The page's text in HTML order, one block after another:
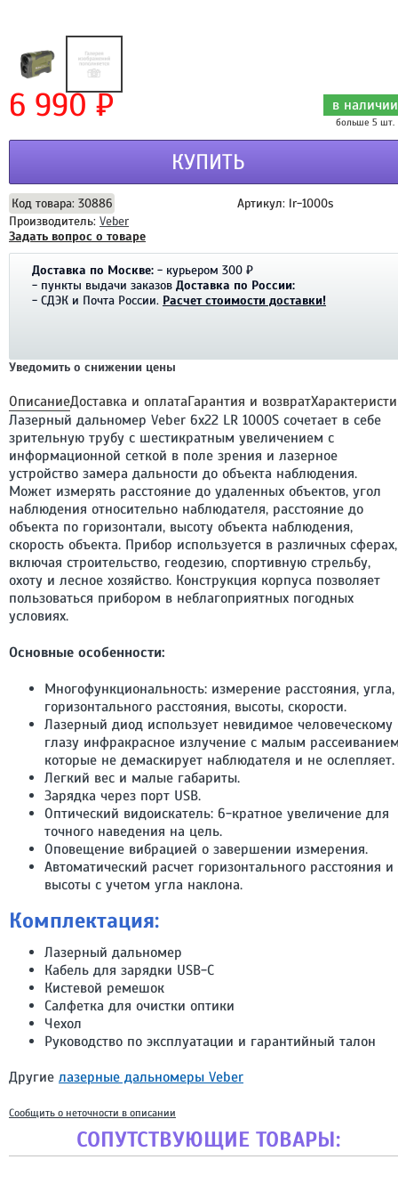
6 990 ₽ в наличии
больше 5 шт.
КУПИТЬ
Код товара: 30886
Артикул: lr-1000s
Производитель: Veber
Задать вопрос о товаре
Доставка по Москве: - курьером 300 ₽
- пункты выдачи заказов Доставка по России:
- СДЭК и Почта России. Расчет стоимости доставки!
Уведомить о снижении цены
ОписаниеДоставка и оплатаГарантия и возврат
Лазерный дальномер Veber 6x22 LR 1000S сочетает в себе
зрительную трубу с шестикратным увеличением с
информационной сеткой в поле зрения и лазерное
устройство замера дальности до объекта наблюдения.
Может измерять расстояние до удаленных объектов, угол
наблюдения относительно наблюдателя, расстояние до
объекта по горизонтали, высоту объекта наблюдения,
скорость объекта. Прибор используется в различных сферах,
включая строительство, геодезию, спортивную стрельбу,
охоту и лесное хозяйство. Конструкция корпуса позволяет
пользоваться прибором в неблагоприятных погодных
условиях.
Основные особенности:
Многофункциональность: измерение расстояния, угла,
горизонтального расстояния, высоты, скорости.
Лазерный диод использует невидимое человеческому
глазу инфракрасное излучение с малым
которые не демаскирует наблюдателя и не ослепляет.
Легкий вес и малые габариты.
Зарядка через порт USB.
Оптический видоискатель: 6-кратное увеличение для
точного наведения на цель.
Оповещение вибрацией о завершении измерения.
Автоматический расчет горизонтального расстояния и
высоты с учетом угла наклона.
Комплектация:
Лазерный дальномер
Кабель для зарядки USB-С
Кистевой ремешок
Салфетка для очистки оптики
Чехол
Руководство по эксплуатации и гарантийный талон
Другие лазерные дальномеры Veber
Сообщить о неточности в описании
СОПУТСТВУЮЩИЕ ТОВАРЫ: